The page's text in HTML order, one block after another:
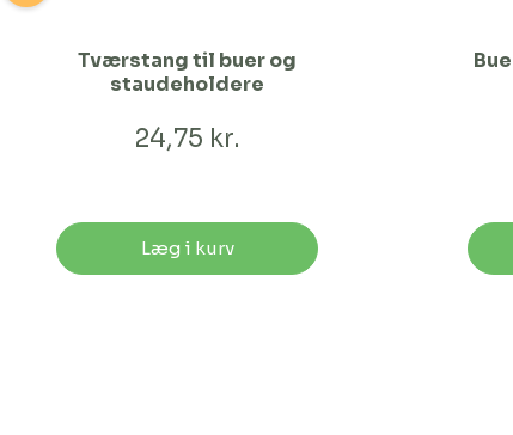
Tværstang til buer og
staudeholdere
24,75 kr.
Læg i kurv